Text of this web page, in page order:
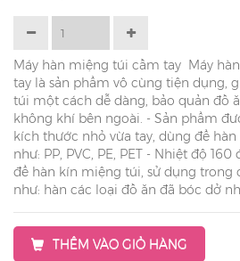
Máy hàn miệng túi cầm tay Máy
tay là sản phẩm vô cùng tiện dụng,
túi một cách dễ dàng, bảo quản đồ
không khí bên ngoài. - Sản phẩm
kích thước nhỏ vừa tay, dùng để
như: PP, PVC, PE, PET - Nhiệt độ
để hàn kín miệng túi, sử dụng trong
như: hàn các loại đồ ăn đã bóc dở
THÊM VÀO GIỎ HÀNG